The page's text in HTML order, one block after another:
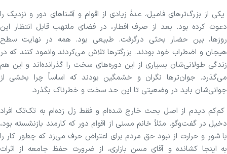
یکی از بزرگ‌ترهای فامیل، عدهٔ زیادی از اقوام و آشناهای دور و نزدیک را
دعوت کرده بود. بعد از صرف افطار، در فضای ملتهب قابل انتظار این
روزها، بین حضار بحثی درگرفت. طبیعی بود‌. همه در نهایت سطح
هیجان و اضطراب خود بودند. بزرگتر‌ها تلاش می‌کردند وانمود کنند که در
زندگی طولانی‌شان بسیاری از این دوره‌های سخت را گذرانده‌اند و این هم
می‌گذرد. جوان‌ترها نگران و خشمگین بودند که اساساً چرا بخشی از
جوانی‌شان باید در وضعیتی تا این حد سخت و خطرناک بگذرد.
کم‌کم دیدم از اصل بحث خارج شده‌ام و فقط زل زده‌ام به تک‌تک افراد
دخیل در گفت‌وگو. مثلاً خانم مسنی از اقوام دور که کارمند بازنشسته بود،
با شور و حرارت از نبود حق مردم برای اعتراض حرف می‌زد که چطور کار را
به اینجا کشانده و آقای مسن بازاری، از ضرورت حفظ جامعه از اثرات